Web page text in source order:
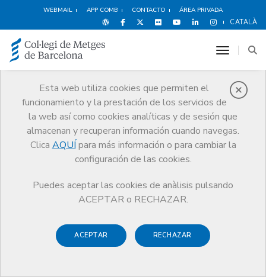
WEBMAIL APP COMB CONTACTO ÁREA PRIVADA
CATALÀ
Esta web utiliza cookies que permiten el
funcionamiento y la prestación de los servicios de
la web así como cookies analíticas y de sesión que
almacenan y recuperan información cuando navegas.
Clica AQUÍ para más información o para cambiar la
configuración de las cookies.
Puedes aceptar las cookies de anàlisis pulsando
ACEPTAR o RECHAZAR.
ACEPTAR RECHAZAR
toggle
Ventajas y
descuentos
Servicios Otros servicios Ventajas y descuentos Vivienda
Espectáculos
Deportes y
Hoteles